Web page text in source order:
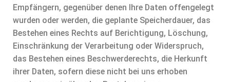
Empfängern, gegenüber denen Ihre Daten offengelegt
wurden oder werden, die geplante Speicherdauer, das
Bestehen eines Rechts auf Berichtigung, Löschung,
Einschränkung der Verarbeitung oder Widerspruch,
das Bestehen eines Beschwerderechts, die Herkunft
ihrer Daten, sofern diese nicht bei uns erhoben